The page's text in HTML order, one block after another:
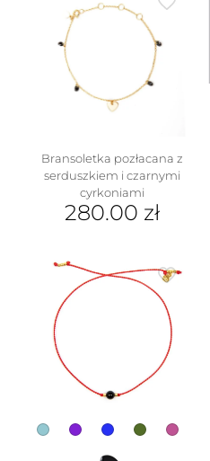
wiele
wariantów.
można
wybrać
na
stronie
Bransoletka pozłacana z
serduszkiem i czarnymi
cyrkoniami
280.00 zł